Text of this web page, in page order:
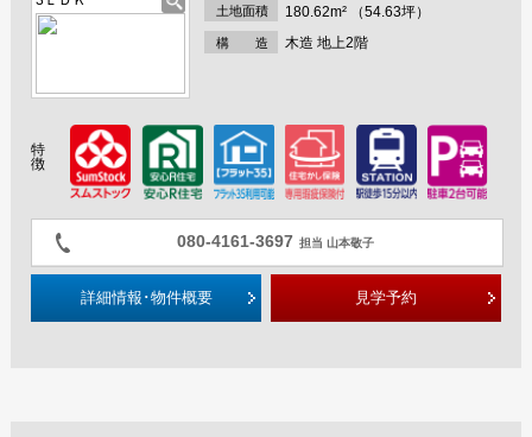
土地面積 180.62m² （54.63坪）
構 造 木造 地上2階
特
徴
080-4161-3697 担当 山本敬子
詳細情報･物件概要 見学予約